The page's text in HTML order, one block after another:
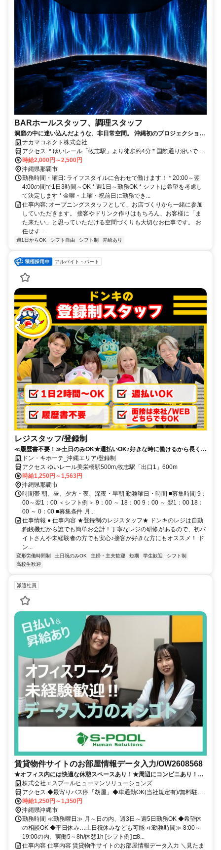
BARホールスタッフ、調理スタッフ
洞窟の中に迷い込んだような、非日常空間。 沖縄初のプロジェクション
マッピングBARで、 オープニングスタッフを募集します。 未経験でも
時給2,000円スタート。
ナカマコネクト株式会社
アクセス: * ゆいレール「牧志駅」より徒歩約4分 * 国際通り沿いで通
勤もラクラク♪ * 通勤方法はお気軽にご相談ください
時給2,000円～2,500円
沖縄県那覇市
勤務時間・曜日: ライフスタイルに合わせて働けます！ * 20:00～翌
4:00の間で1日3時間～OK * 週1日～勤務OK * シフトは希望を考慮し
て決定します * 金曜・土曜・祝前日に勤務でき...
仕事内容: オープニングスタッフとして、お店づくりから一緒に参加
していただきます。 接客やドリンク作りはもちろん、お客様に「ま
た来たい」と思っていただける空間づくりも大切なお仕事です。 お
任せす...
週1日からOK シフト自由 シフト制 昇給あり
アルバイト・パート
レジスタッフ/登録制
≪履歴書不要！≫土日のみOK★週払いOK♪好きな時に働けるから長く続
けられる◎登録制スタッフ☆
ドン・キホーテ_沖縄エリア/登録制
アクセス ゆいレール美栄橋駅500m,牧志駅「出口1」600m
時給1,250円～1,563円
沖縄県那覇市
時間帯 朝、昼、夕方・夜、深夜・早朝 勤務曜日・時間 ■募集時間 9：
00～翌1：00 ＜シフト例＞ 9：00 ～ 18：00 9：00 ～ 翌1：00 18：
00 ～ 0：00 ■募集条件 月...
仕事情報 ● 仕事内容 ★登録制のレジスタッフ★ ドンキのレジは自動
釣銭機だから誰でも簡単お会計！丁寧なレジの研修があるので、初バ
イトさんや未経験者の方でも安心♪接客が好きな方にもオススメ！ ド
ン...
変形労働時間制 土日祝のみOK 主婦・主夫歓迎 短期 学生歓迎
シフト制
高校生歓迎
派遣社員
賃貸物件サイトのお部屋情報データ入力/OW2608568
★オフィス内には快適な休憩スペースあり！★周辺にコンビニあり！★
無料駐車場完備で通勤ラクラク♪
株式会社エスプールヒューマンソリューションズ
アクセス ◆最寄りバス停「胡屋」◆車通勤OK(当社規定有)/無料駐車
場完備
時給1,250円～1,350円
沖縄県沖縄市
勤務時間 ≪勤務曜日≫ 月～日の内、週3日～週5日勤務OK ◆希望休
の相談OK ◆平日休み…土日祝休みなども可能 ≪勤務時間≫ 8:00～
19:00の内、実働5～8h/休憩1h [シフト例] □8...
仕事内容 仕事内容 賃貸物件サイトのお部屋情報データ入力 ＼見たま